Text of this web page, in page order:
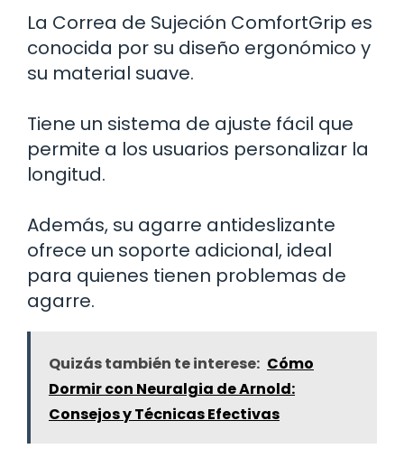
La Correa de Sujeción ComfortGrip es
conocida por su diseño ergonómico y
su material suave.
Tiene un sistema de ajuste fácil que
permite a los usuarios personalizar la
longitud.
Además, su agarre antideslizante
ofrece un soporte adicional, ideal
para quienes tienen problemas de
agarre.
Quizás también te interese: Cómo
Dormir con Neuralgia de Arnold:
Consejos y Técnicas Efectivas